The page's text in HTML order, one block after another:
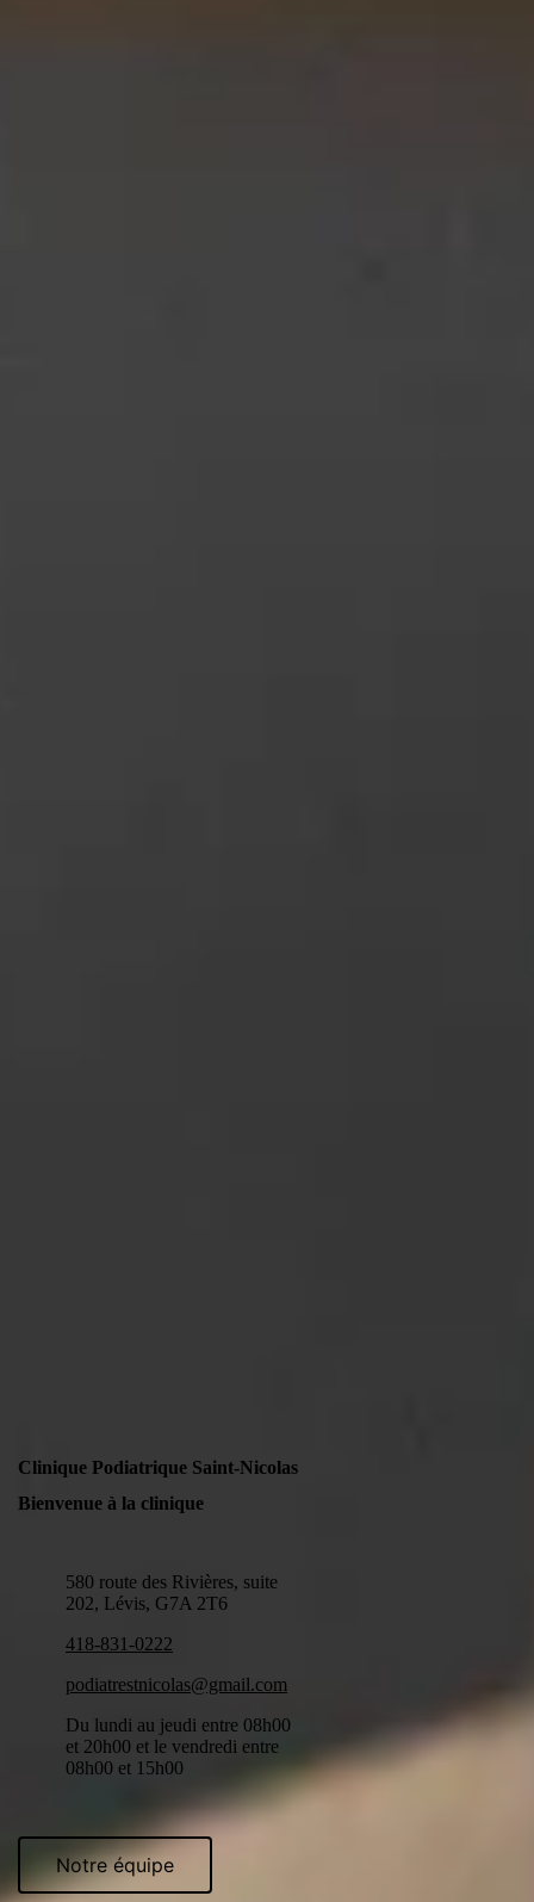
Clinique Podiatrique Saint-Nicolas
Bienvenue à la clinique
580 route des Rivières, suite
202, Lévis, G7A 2T6
418-831-0222
podiatrestnicolas@gmail.com
Du lundi au jeudi entre 08h00
et 20h00 et le vendredi entre
08h00 et 15h00
Notre équipe